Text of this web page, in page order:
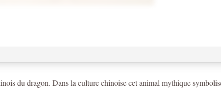
du dragon. Dans la culture chinoise cet animal mythique